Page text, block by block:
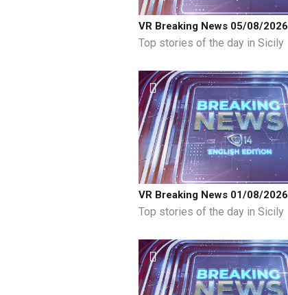
VR Breaking News 05/08/2026
Top stories of the day in Sicily
VR Breaking News 01/08/2026
Top stories of the day in Sicily